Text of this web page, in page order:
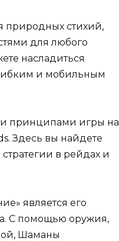
природных стихий,
для любого
насладиться
и мобильным
принципами игры на
Здесь вы найдете
в рейдах и
является его
С помощью оружия,
Шаманы